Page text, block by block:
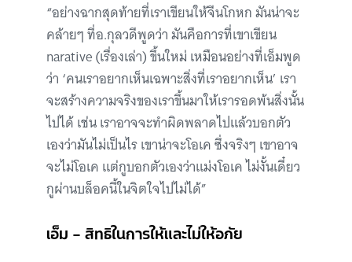
“อย่างฉากสุดท้ายที่เราเขียนให้จีนโกหก มันน่าจะ
คล้ายๆ ที่อ.กุลวดีพูดว่า มันคือการที่เขาเขียน
narative (เรื่องเล่า) ขึ้นใหม่ เหมือนอย่างที่เอ็มพูด
ว่า ‘คนเราอยากเห็นเฉพาะสิ่งที่เราอยากเห็น’ เรา
จะสร้างความจริงของเราขึ้นมาให้เรารอดพ้นสิ่งนั้น
ไปได้ เช่น เราอาจจะทำผิดพลาดไปแล้วบอกตัว
เองว่ามันไม่เป็นไร เขาน่าจะโอเค ซึ่งจริงๆ เขาอาจ
จะไม่โอเค แต่กูบอกตัวเองว่าแม่งโอเค ไม่งั้นเดี๋ยว
กูผ่านบล็อคนี้ในจิตใจไปไม่ได้”
เอ็ม – สิทธิในการให้และไม่ให้อภัย